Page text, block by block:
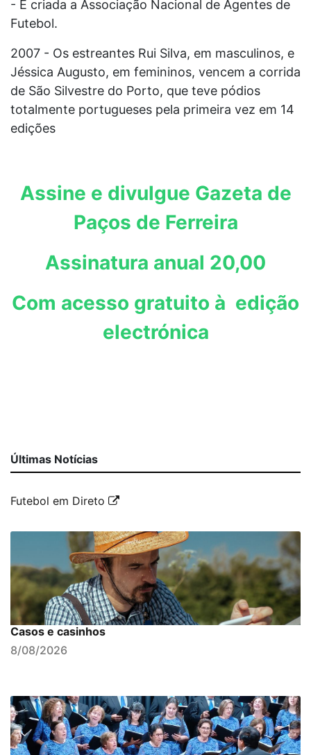
- É criada a Associação Nacional de Agentes de
Futebol.
2007 - Os estreantes Rui Silva, em masculinos, e
Jéssica Augusto, em femininos, vencem a corrida
de São Silvestre do Porto, que teve pódios
totalmente portugueses pela primeira vez em 14
edições
Assine e divulgue Gazeta de
Paços de Ferreira
Assinatura anual 20,00
Com acesso gratuito à edição
electrónica
Últimas Notícias
Futebol em Direto
Casos e casinhos
8/08/2026